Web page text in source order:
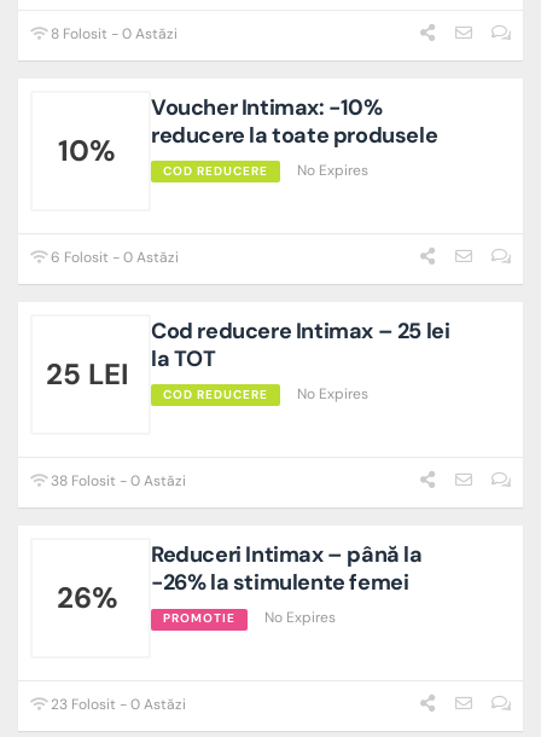
8 Folosit - 0 Astăzi
10%
Voucher Intimax: -10%
reducere la toate produsele
COD REDUCERE No Expires
6 Folosit - 0 Astăzi
25 LEI
Cod reducere Intimax – 25 lei
la TOT
COD REDUCERE No Expires
38 Folosit - 0 Astăzi
26%
Reduceri Intimax – până la
-26% la stimulente femei
PROMOTIE No Expires
23 Folosit - 0 Astăzi